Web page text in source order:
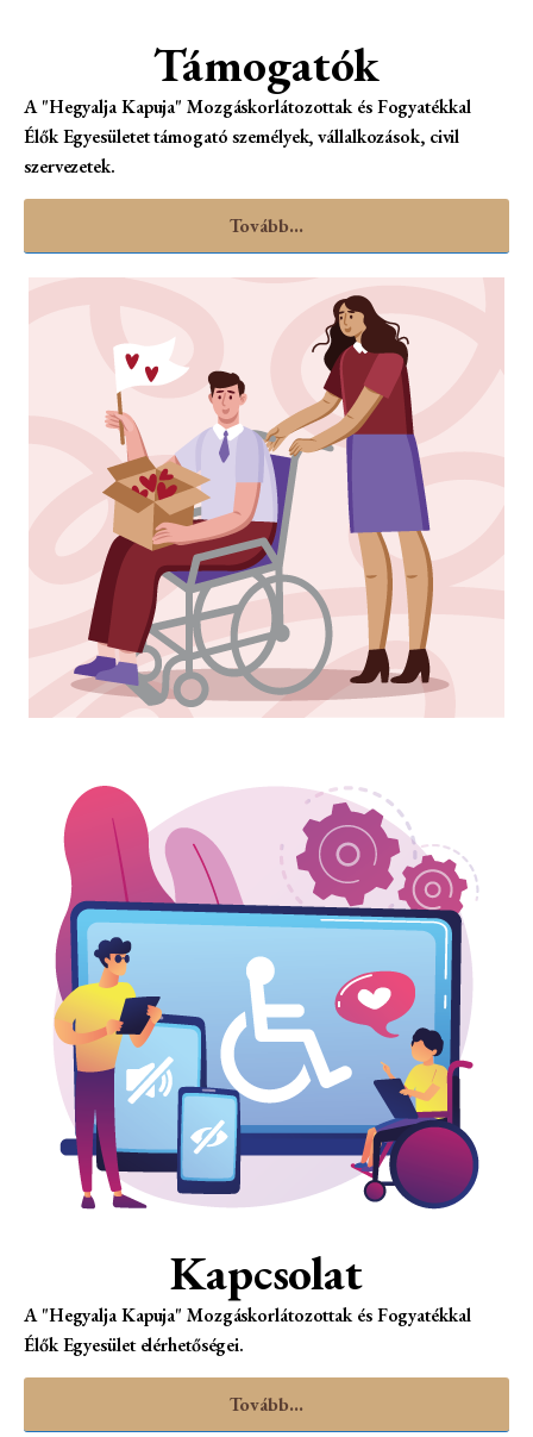
Támogatók
A "Hegyalja Kapuja" Mozgáskorlátozottak és Fogyatékkal
Élők Egyesületet támogató személyek, vállalkozások, civil
szervezetek.
Tovább...
Kapcsolat
A "Hegyalja Kapuja" Mozgáskorlátozottak és Fogyatékkal
Élők Egyesület elérhetőségei.
Tovább...